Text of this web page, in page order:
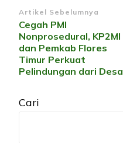
Navigasi
Artikel
Artikel Sebelumnya
Cegah PMI
Nonprosedural, KP2MI
dan Pemkab Flores
Timur Perkuat
Pelindungan dari Desa
Cari